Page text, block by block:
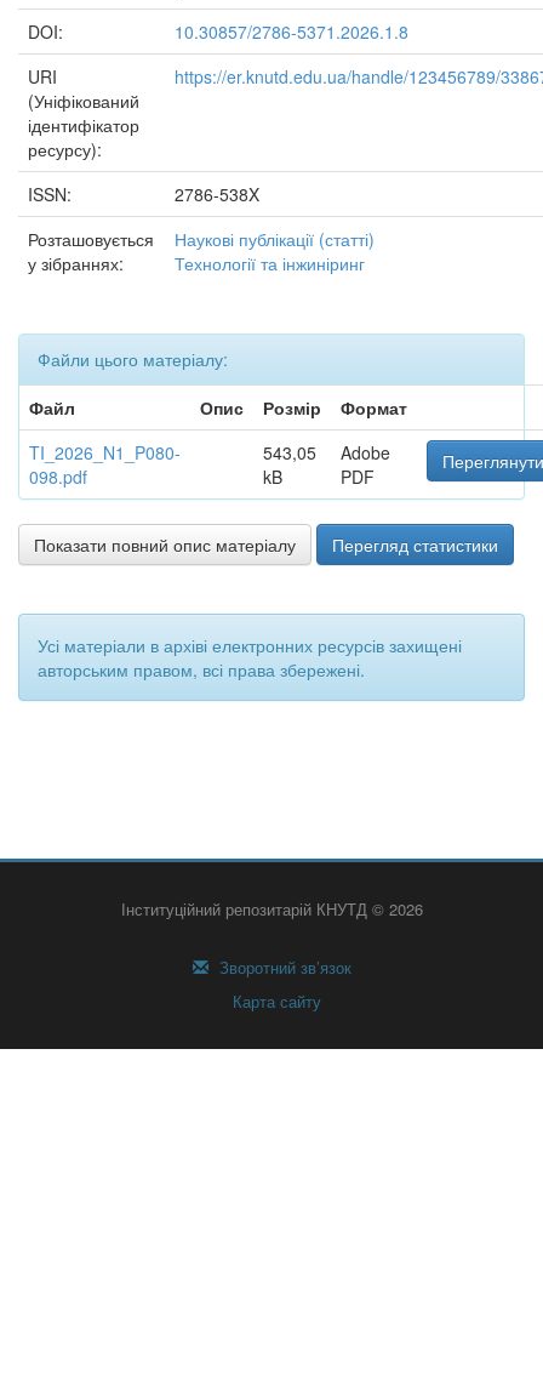
DOI:
10.30857/2786-5371.2026.1.8
URI
(Уніфікований
ідентифікатор
ресурсу):
https://er.knutd.edu.ua/handle/123456789/
ISSN:
2786-538X
Розташовується
у зібраннях:
Наукові публікації (статті)
Технології та інжиніринг
Файли цього матеріалу:
Файл
Опис Розмір
Формат
TI_2026_N1_P080-
098.pdf
543,05
kB
Adobe
PDF
Показати повний опис матеріалу Перегляд статистики
Усі матеріали в архіві електронних ресурсів захищені
авторським правом, всі права збережені.
Інституційний репозитарій КНУТД © 2026
Зворотний зв’язок
Карта сайту